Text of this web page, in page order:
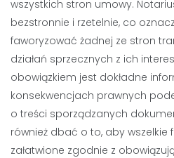
wszystkich stron umowy.
bezstronnie i rzetelnie, co
faworyzować żadnej ze stron
działań sprzecznych z ich
obowiązkiem jest dokładne
konsekwencjach prawnych
o treści sporządzanych
również dbać o to, aby wszelkie
załatwione zgodnie z